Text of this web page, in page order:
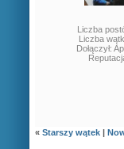
Liczba
Liczba
Dołączył:
« Starszy wątek |